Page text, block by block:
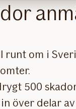
runt om i
500
över delar